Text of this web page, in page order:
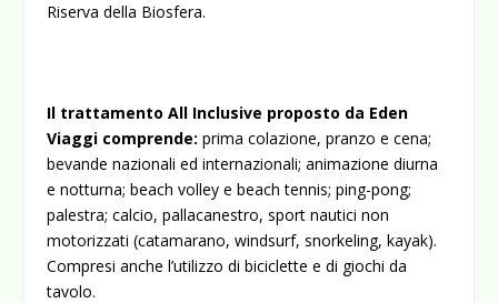
Riserva della Biosfera.
Il trattamento All Inclusive proposto da Eden
Viaggi comprende:prima colazione, pranzo e cena;
bevande nazionali ed internazionali; animazione diurna
e notturna; beach volley e beach tennis; ping-pong;
palestra; calcio, pallacanestro, sport nautici non
motorizzati (catamarano, windsurf, snorkeling, kayak).
Compresi anche l’utilizzo di biciclette e di giochi da
tavolo.